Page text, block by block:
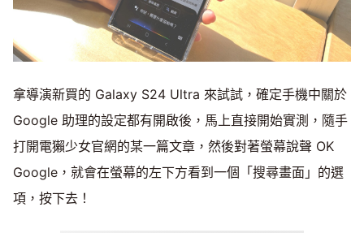
拿導演新買的 Galaxy S24 Ultra 來試試，確定手機中關於
Google 助理的設定都有開啟後，馬上直接開始實測，隨手
打開電獺少女官網的某一篇文章，然後對著螢幕說聲 OK
Google，就會在螢幕的左下方看到一個「搜尋畫面」的選
項，按下去！